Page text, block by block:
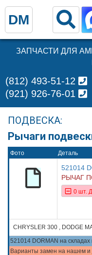
ЗАПЧАСТИ ДЛЯ
(812) 493-51-12
(921) 926-76-01
ПОДВЕСКА:
Рычаги
Фото Деталь
521014
РЫЧАГ
0 шт.
CHRYSLER 300 , DODGE
521014 DORMAN на
Варианты замен на нашем и
DM